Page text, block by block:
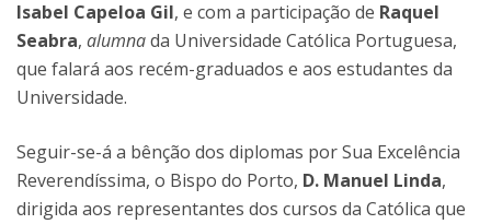
Isabel Capeloa Gil, e com a participação de Raquel
Seabra, alumnada Universidade Católica Portuguesa,
que falará aos recém-graduados e aos estudantes da
Universidade.
Seguir-se-á a bênção dos diplomas por Sua Excelência
Reverendíssima, o Bispo do Porto, D. Manuel Linda,
dirigida aos representantes dos cursos da Católica que